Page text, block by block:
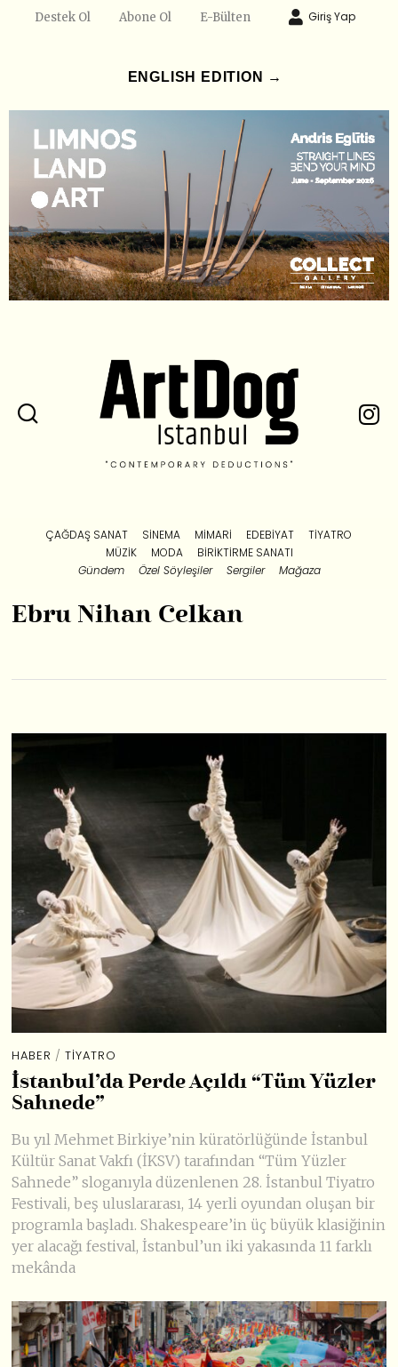
Destek Ol Abone Ol E-Bülten Giriş Yap
ENGLISH EDITION →
ÇAĞDAŞ SANAT SINEMA MIMARI EDEBIYAT
TIYATRO
MÜZIK
MODA
BIRIKTIRME SANATI
Gündem
Özel Söyleşiler Sergiler Mağaza
Ebru Nihan Celkan
HABER / TIYATRO
İstanbul’da Perde Açıldı “Tüm Yüzler
Sahnede”
Bu yıl Mehmet Birkiye’nin küratörlüğünde İstanbul
Kültür Sanat Vakfı (İKSV) tarafından “Tüm Yüzler
Sahnede” sloganıyla düzenlenen 28. İstanbul Tiyatro
Festivali, beş uluslararası, 14 yerli oyundan oluşan bir
programla başladı. Shakespeare’in üç büyük klasiğinin
yer alacağı festival, İstanbul’un iki yakasında 11 farklı
mekânda